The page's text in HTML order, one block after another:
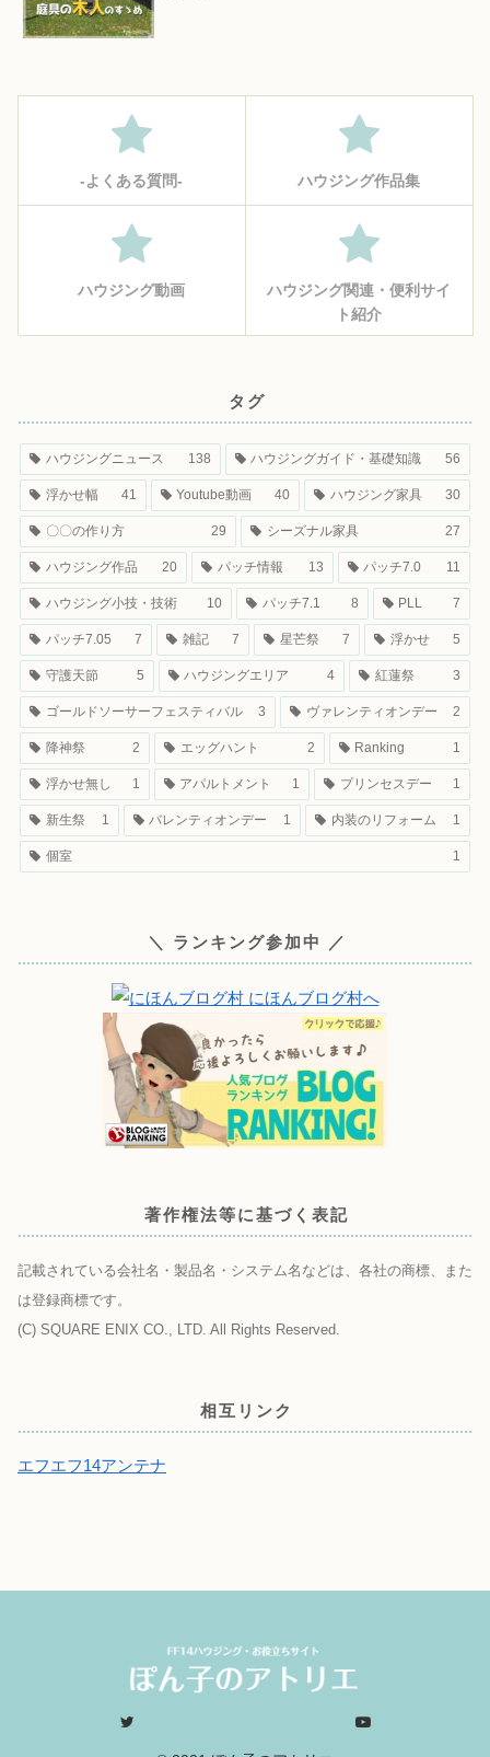
‐よくある質問‐ ハウジング作品集
ハウジング動画
ハウジング関連・便利サイ
ト紹介
タグ
ハウジングニュース 138 ハウジングガイド・基礎知識 56
浮かせ幅 41 Youtube動画 40 ハウジング家具 30
〇〇の作り方 29 シーズナル家具 27
ハウジング作品 20 パッチ情報 13 パッチ7.0 11
ハウジング小技・技術 10 パッチ7.1 8 PLL 7
パッチ7.05 7 雑記 7 星芒祭 7 浮かせ 5
守護天節 5 ハウジングエリア 4 紅蓮祭 3
ゴールドソーサーフェスティバル 3 ヴァレンティオンデー 2
降神祭 2 エッグハント 2 Ranking 1
浮かせ無し 1 アパルトメント 1 プリンセスデー 1
新生祭 1 バレンティオンデー 1 内装のリフォーム 1
個室 1
＼ ランキング参加中 ／
著作権法等に基づく表記
記載されている会社名・製品名・システム名などは、各社の商標、また
は登録商標です。
(C) SQUARE ENIX CO., LTD. All Rights Reserved.
相互リンク
エフエフ14アンテナ